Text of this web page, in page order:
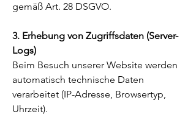
gemäß Art. 28 DSGVO.
3. Erhebung von Zugriffsdaten (Server-
Logs)
Beim Besuch unserer Website werden
automatisch technische Daten
verarbeitet (IP-Adresse, Browsertyp,
Uhrzeit).